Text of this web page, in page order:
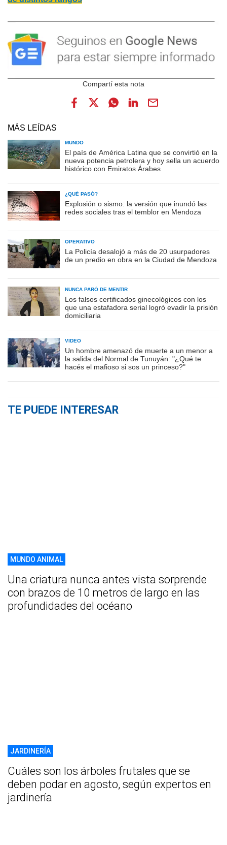
MÁS LEÍDAS
MUNDO
El país de América Latina que se convirtió en la
nueva potencia petrolera y hoy sella un acuerdo
histórico con Emiratos Árabes
¿QUÉ PASÓ?
Explosión o sismo: la versión que inundó las
redes sociales tras el temblor en Mendoza
OPERATIVO
La Policía desalojó a más de 20 usurpadores
de un predio en obra en la Ciudad de Mendoza
NUNCA PARÓ DE MENTIR
Los falsos certificados ginecológicos con los
que una estafadora serial logró evadir la prisión
domiciliaria
VIDEO
Un hombre amenazó de muerte a un menor a
la salida del Normal de Tunuyán: "¿Qué te
hacés el mafioso si sos un princeso?"
TE PUEDE INTERESAR
MUNDO ANIMAL
Una criatura nunca antes vista sorprende
con brazos de 10 metros de largo en las
profundidades del océano
JARDINERÍA
Cuáles son los árboles frutales que se
deben podar en agosto, según expertos en
jardinería